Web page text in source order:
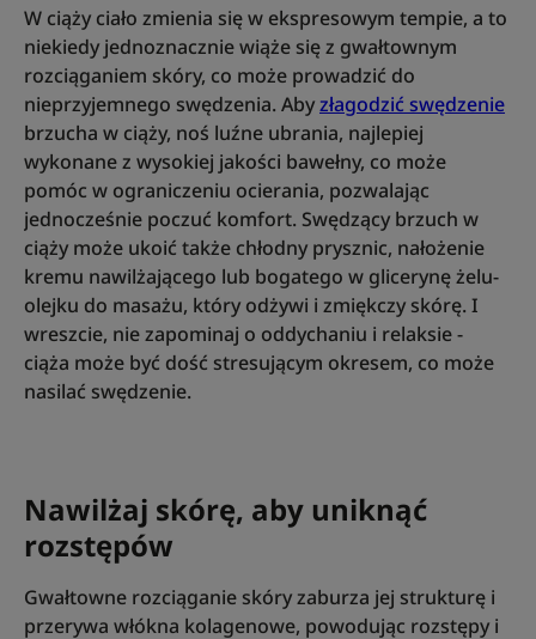
W ciąży ciało zmienia się w ekspresowym tempie, a to
niekiedy jednoznacznie wiąże się z gwałtownym
rozciąganiem skóry, co może prowadzić do
nieprzyjemnego swędzenia. Abyzłagodzić swędzenie
brzucha w ciąży, noś luźne ubrania, najlepiej
wykonane z wysokiej jakości bawełny, co może
pomóc w ograniczeniu ocierania, pozwalając
jednocześnie poczuć komfort. Swędzący brzuch w
ciąży może ukoić także chłodny prysznic, nałożenie
kremu nawilżającego lub bogatego w glicerynę żelu-
olejku do masażu, który odżywi i zmiękczy skórę. I
wreszcie, nie zapominaj o oddychaniu i relaksie -
ciąża może być dość stresującym okresem, co może
nasilać swędzenie.
Nawilżaj skórę, aby uniknąć
rozstępów
Gwałtowne rozciąganie skóry zaburza jej strukturę i
przerywa włókna kolagenowe, powodując rozstępy i